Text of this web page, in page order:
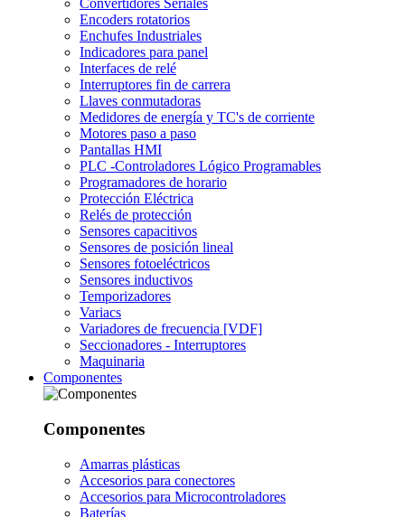
Convertidores Seriales
Encoders rotatorios
Enchufes Industriales
Indicadores para panel
Interfaces de relé
Interruptores fin de carrera
Llaves conmutadoras
Medidores de energía y TC's de corriente
Motores paso a paso
Pantallas HMI
PLC -Controladores Lógico Programables
Programadores de horario
Protección Eléctrica
Relés de protección
Sensores capacitivos
Sensores de posición lineal
Sensores fotoeléctricos
Sensores inductivos
Temporizadores
Variacs
Variadores de frecuencia [VDF]
Seccionadores - Interruptores
Maquinaria
Componentes
Componentes
Amarras plásticas
Accesorios para conectores
Accesorios para Microcontroladores
Baterías